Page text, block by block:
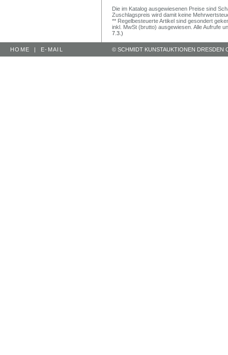
Die im Katalog ausgewiesenen Preise sind
Zuschlagspreis wird damit keine
** Regelbesteuerte Artikel sind gesondert
inkl. MwSt (brutto) ausgewiesen. Alle Aufrufe
7.3.)
HOME | E-MAIL © SCHMIDT KUNSTAUKTIONEN DRESDEN